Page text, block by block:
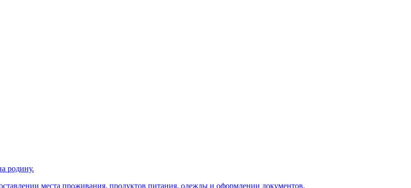
родину.
места проживания, продуктов питания, одежды и оформлении документов.